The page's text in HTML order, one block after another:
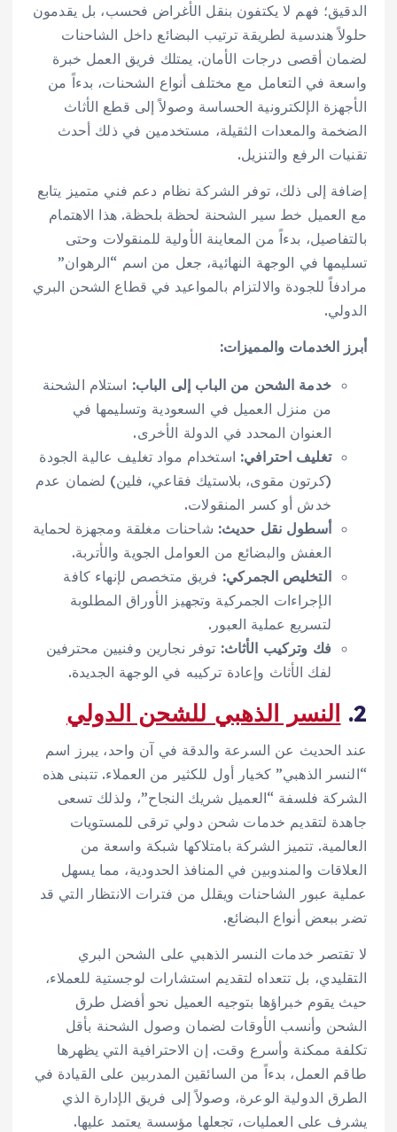
الدقيق؛ فهم لا يكتفون بنقل الأغراض فحسب، بل يقدمون
حلولاً هندسية لطريقة ترتيب البضائع داخل الشاحنات
لضمان أقصى درجات الأمان. يمتلك فريق العمل خبرة
واسعة في التعامل مع مختلف أنواع الشحنات، بدءاً من
الأجهزة الإلكترونية الحساسة وصولاً إلى قطع الأثاث
الضخمة والمعدات الثقيلة، مستخدمين في ذلك أحدث
تقنيات الرفع والتنزيل.
إضافة إلى ذلك، توفر الشركة نظام دعم فني متميز يتابع
مع العميل خط سير الشحنة لحظة بلحظة. هذا الاهتمام
بالتفاصيل، بدءاً من المعاينة الأولية للمنقولات وحتى
تسليمها في الوجهة النهائية، جعل من اسم “الرهوان”
مرادفاً للجودة والالتزام بالمواعيد في قطاع الشحن البري
الدولي.
أبرز الخدمات والمميزات:
خدمة الشحن من الباب إلى الباب: استلام الشحنة
من منزل العميل في السعودية وتسليمها في
العنوان المحدد في الدولة الأخرى.
تغليف احترافي: استخدام مواد تغليف عالية الجودة
(كرتون مقوى، بلاستيك فقاعي، فلين) لضمان عدم
خدش أو كسر المنقولات.
أسطول نقل حديث: شاحنات مغلقة ومجهزة لحماية
العفش والبضائع من العوامل الجوية والأتربة.
التخليص الجمركي: فريق متخصص لإنهاء كافة
الإجراءات الجمركية وتجهيز الأوراق المطلوبة
لتسريع عملية العبور.
فك وتركيب الأثاث: توفر نجارين وفنيين محترفين
لفك الأثاث وإعادة تركيبه في الوجهة الجديدة.
2. النسر الذهبي للشحن الدولي
عند الحديث عن السرعة والدقة في آن واحد، يبرز اسم
“النسر الذهبي” كخيار أول للكثير من العملاء. تتبنى هذه
الشركة فلسفة “العميل شريك النجاح”، ولذلك تسعى
جاهدة لتقديم خدمات شحن دولي ترقى للمستويات
العالمية. تتميز الشركة بامتلاكها شبكة واسعة من
العلاقات والمندوبين في المنافذ الحدودية، مما يسهل
عملية عبور الشاحنات ويقلل من فترات الانتظار التي قد
تضر ببعض أنواع البضائع.
لا تقتصر خدمات النسر الذهبي على الشحن البري
التقليدي، بل تتعداه لتقديم استشارات لوجستية للعملاء،
حيث يقوم خبراؤها بتوجيه العميل نحو أفضل طرق
الشحن وأنسب الأوقات لضمان وصول الشحنة بأقل
تكلفة ممكنة وأسرع وقت. إن الاحترافية التي يظهرها
طاقم العمل، بدءاً من السائقين المدربين على القيادة في
الطرق الدولية الوعرة، وصولاً إلى فريق الإدارة الذي
يشرف على العمليات، تجعلها مؤسسة يعتمد عليها.